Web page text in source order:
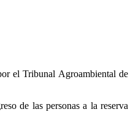
el Tribunal Agroambiental de
de las personas a la reserva